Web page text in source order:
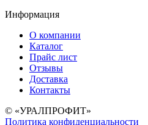
Информация
О компании
Каталог
Прайс лист
Отзывы
Доставка
Контакты
© «УРАЛПРОФИТ»
Политика конфиденциальности